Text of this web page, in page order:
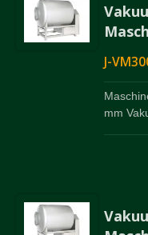
J-
mm